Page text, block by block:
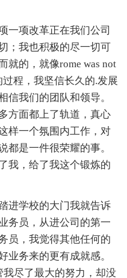
一项改革正在我们公司
；我也积极的尽一切可
就的，就像rome was not
程，我坚信长久的.发展
信我们的团队和领导。
方面都上了轨道，真心
样一个氛围内工作，对
都是一件很荣耀的事。
我，给了我这个锻炼的
进学校的大门我就告诉
务员，从进公司的第一
员，我觉得其他任何的
业务来的更有成就感。
尽了最大的努力，却没